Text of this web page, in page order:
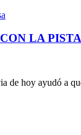
LA
de hoy ayudó a